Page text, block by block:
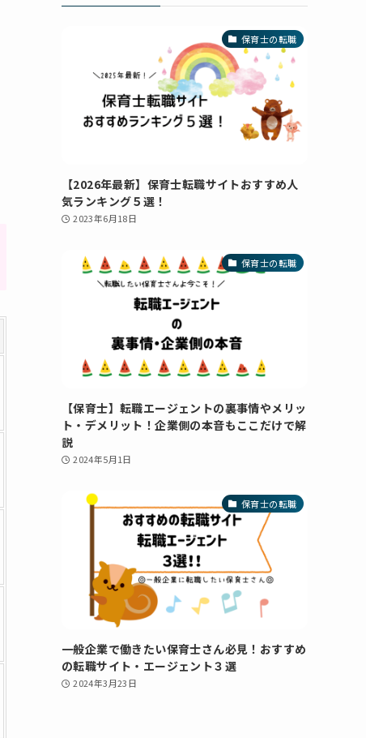
保育士の転職
【2026年最新】保育士転職サイトおすすめ人
気ランキング５選！
2023年6月18日
保育士の転職
【保育士】転職エージェントの裏事情やメリッ
ト・デメリット！企業側の本音もここだけで解
説
2024年5月1日
保育士の転職
一般企業で働きたい保育士さん必見！おすすめ
の転職サイト・エージェント３選
2024年3月23日